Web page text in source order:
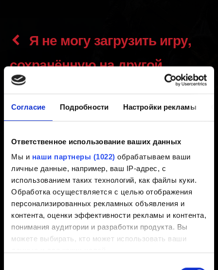
Согласие Подробности Настройки рекламы
Ответственное использование ваших данных
Мы и наши партнеры (1022) обрабатываем ваши
личные данные, например, ваш IP-адрес, с
использованием таких технологий, как файлы куки.
Обработка осуществляется с целью отображения
персонализированных рекламных объявления и
контента, оценки эффективности рекламы и контента,
понимания аудитории и разработки продукта. Вы
можете выбирать, кто может использовать ваши
Я не могу загрузить игру,
сохранённую на другой
платформе
Для загрузки межплатформенных сохранений
требуется наличие всех игровых материалов, которые
были при сохранении.
Пример:
Сохранение, сделанное в базовой игре без
дополнений, загрузится в «Полном издании». Однако
сохранение, сделанное в «Полном издании», не
загрузится в базовой игре, пока вы не установите все
дополнения и загружаемые материалы.